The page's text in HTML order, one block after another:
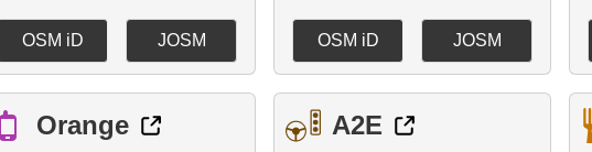
OSM iD JOSM OSM iD JOSM
Orange A2E